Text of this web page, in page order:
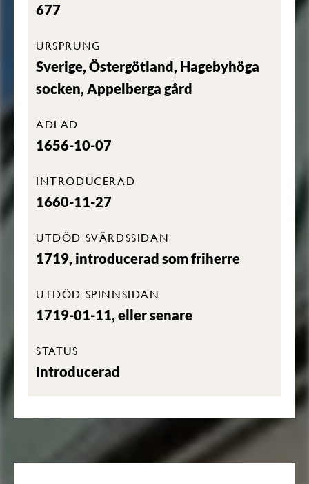
677
URSPRUNG
Sverige, Östergötland, Hagebyhöga
socken, Appelberga gård
ADLAD
1656-10-07
INTRODUCERAD
1660-11-27
UTDÖD SVÄRDSSIDAN
1719, introducerad som friherre
UTDÖD SPINNSIDAN
1719-01-11, eller senare
STATUS
Introducerad